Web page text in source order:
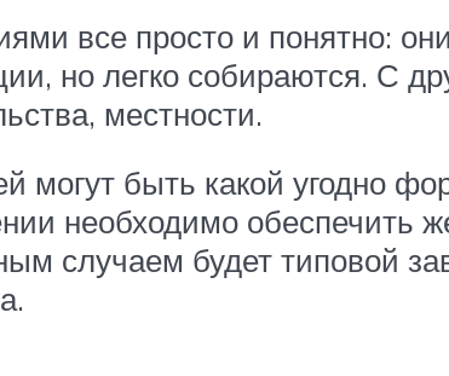
все просто и понятно:
но легко собираются. С
местности.
могут быть какой угодно
необходимо обеспечить
случаем будет типовой